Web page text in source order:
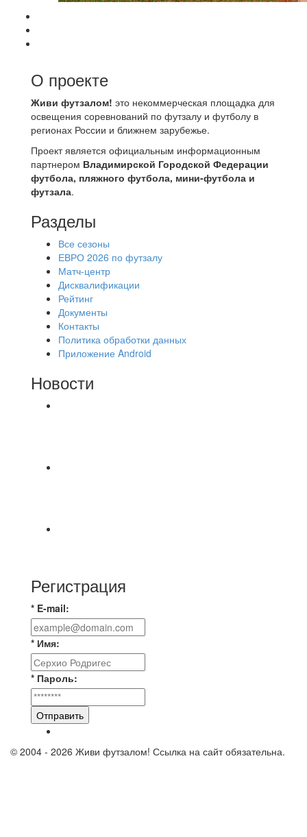
О проекте
Живи футзалом! это некоммерческая площадка для
освещения соревнований по футзалу и футболу в
регионах России и ближнем зарубежье.
Проект является официальным информационным
партнером Владимирской Городской Федерации
футбола, пляжного футбола, мини-футбола и
футзала.
Разделы
Все сезоны
ЕВРО 2026 по футзалу
Матч-центр
Дисквалификации
Рейтинг
Документы
Контакты
Политика обработки данных
Приложение Android
Новости
Регистрация
* E-mail:
* Имя:
* Пароль:
Отправить
© 2004 - 2026 Живи футзалом! Ссылка на сайт обязательна.